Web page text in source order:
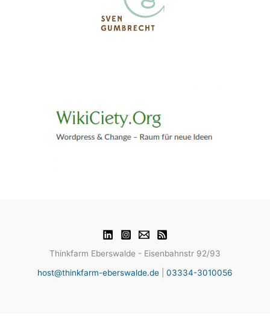
Thinkfarm Eberswalde - Eisenbahnstr 92/93
host@thinkfarm-eberswalde.de
03334-3010056